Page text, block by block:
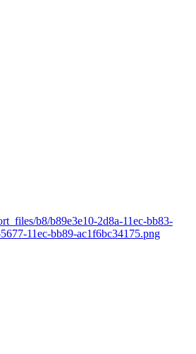
b8/b89e3e10-2d8a-11ec-bb83-
11ec-bb89-ac1f6bc34175.png